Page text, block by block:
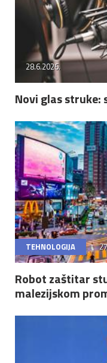
28.6.2026.
Novi glas
TEHNOLOGIJA
Robot zaštitar
malezijskom